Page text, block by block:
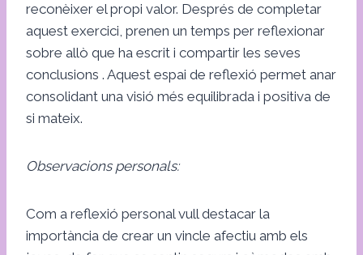
reconèixer el propi valor. Després de completar
aquest exercici, prenen un temps per reflexionar
sobre allò que ha escrit i compartir les seves
conclusions . Aquest espai de reflexió permet anar
consolidant una visió més equilibrada i positiva de
si mateix.
Observacions personals:
Com a reflexió personal vull destacar la
importància de crear un vincle afectiu amb els